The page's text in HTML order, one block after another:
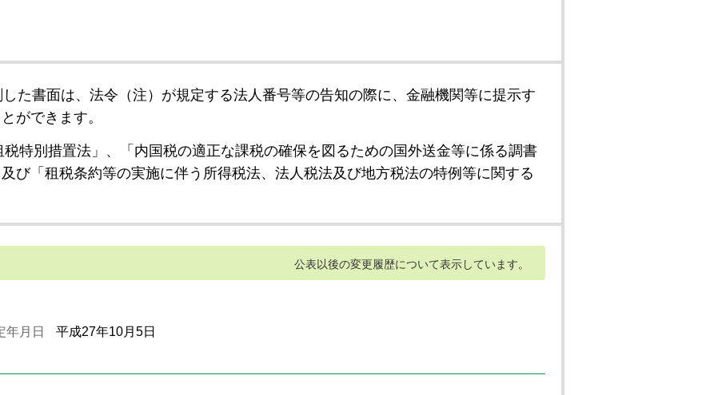
た書面は、法令（注）が規定する法人番号等の告知の際に、金融機関等に提示す
ができます。
税特別措置法」、「内国税の適正な課税の確保を図るための国外送金等に係る調書
び「租税条約等の実施に伴う所得税法、法人税法及び地方税法の特例等に関する
公表以後の変更履歴について表示しています。
年月日 平成27年10月5日